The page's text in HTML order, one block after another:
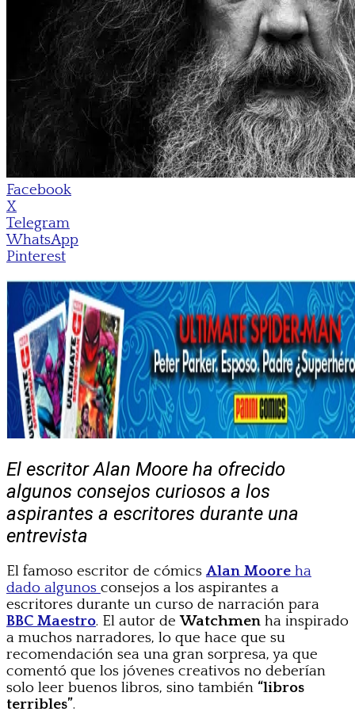
Facebook
X
Telegram
WhatsApp
Pinterest
El escritor Alan Moore ha ofrecido
algunos consejos curiosos a los
aspirantes a escritores durante una
entrevista
El famoso escritor de cómics Alan Moore ha
dado algunos consejos a los aspirantes a
escritores durante un curso de narración para
BBC Maestro. El autor deWatchmen ha inspirado
a muchos narradores, lo que hace que su
recomendación sea una gran sorpresa, ya que
comentó que los jóvenes creativos no deberían
solo leer buenos libros, sino también “libros
terribles”.